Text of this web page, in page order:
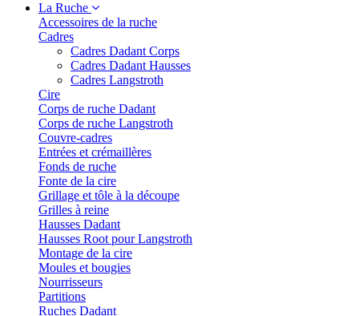
La Ruche
Accessoires de la ruche
Cadres
Cadres Dadant Corps
Cadres Dadant Hausses
Cadres Langstroth
Cire
Corps de ruche Dadant
Corps de ruche Langstroth
Couvre-cadres
Entrées et crémaillères
Fonds de ruche
Fonte de la cire
Grillage et tôle à la découpe
Grilles à reine
Hausses Dadant
Hausses Root pour Langstroth
Montage de la cire
Moules et bougies
Nourrisseurs
Partitions
Ruches Dadant